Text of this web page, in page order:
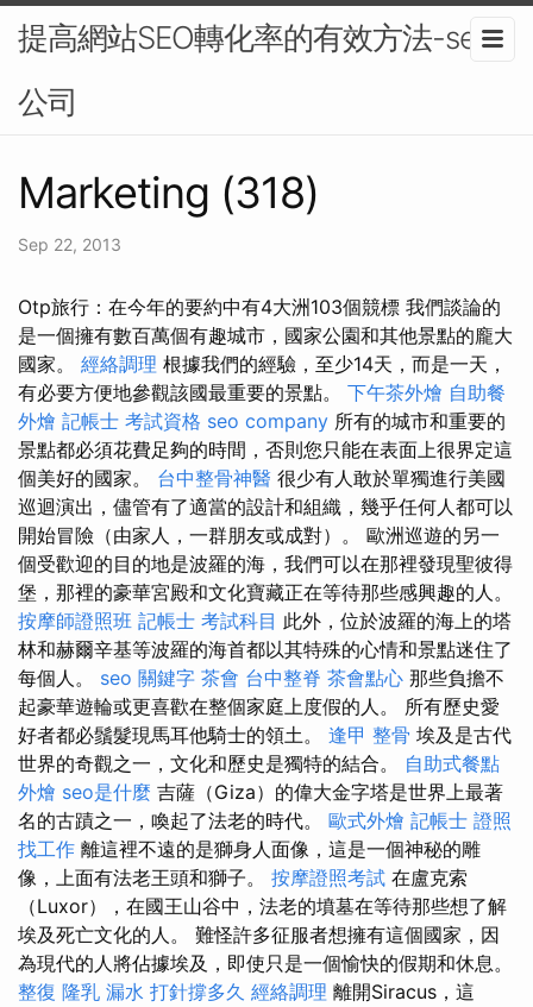
提高網站SEO轉化率的有效方法-seo
公司
Marketing (318)
Sep 22, 2013
Otp旅行：在今年的要約中有4大洲103個競標 我們談論的
是一個擁有數百萬個有趣城市，國家公園和其他景點的龐大
國家。 經絡調理 根據我們的經驗，至少14天，而是一天，
有必要方便地參觀該國最重要的景點。 下午茶外燴 自助餐
外燴 記帳士 考試資格 seo company 所有的城市和重要的
景點都必須花費足夠的時間，否則您只能在表面上很界定這
個美好的國家。 台中整骨神醫 很少有人敢於單獨進行美國
巡迴演出，儘管有了適當的設計和組織，幾乎任何人都可以
開始冒險（由家人，一群朋友或成對）。 歐洲巡遊的另一
個受歡迎的目的地是波羅的海，我們可以在那裡發現聖彼得
堡，那裡的豪華宮殿和文化寶藏正在等待那些感興趣的人。
按摩師證照班 記帳士 考試科目 此外，位於波羅的海上的塔
林和赫爾辛基等波羅的海首都以其特殊的心情和景點迷住了
每個人。 seo 關鍵字 茶會 台中整脊 茶會點心 那些負擔不
起豪華遊輪或更喜歡在整個家庭上度假的人。 所有歷史愛
好者都必鬚髮現馬耳他騎士的領土。 逢甲 整骨 埃及是古代
世界的奇觀之一，文化和歷史是獨特的結合。 自助式餐點
外燴 seo是什麼 吉薩（Giza）的偉大金字塔是世界上最著
名的古蹟之一，喚起了法老的時代。 歐式外燴 記帳士 證照
找工作 離這裡不遠的是獅身人面像，這是一個神秘的雕
像，上面有法老王頭和獅子。 按摩證照考試 在盧克索
（Luxor），在國王山谷中，法老的墳墓在等待那些想了解
埃及死亡文化的人。 難怪許多征服者想擁有這個國家，因
為現代的人將佔據埃及，即使只是一個愉快的假期和休息。
整復 隆乳 漏水 打針撐多久 經絡調理 離開Siracus，這